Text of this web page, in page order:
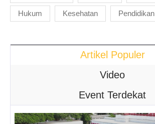
Hukum Kesehatan Pendidikan
Artikel Populer
Video
Event Terdekat